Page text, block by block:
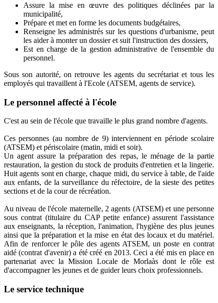
Assure la mise en œuvre des politiques déclinées par la
municipalité,
Prépare et met en forme les documents budgétaires,
Renseigne les administrés sur les questions d'urbanisme, peut
les aider à monter un dossier et suit l'instruction des dossiers,
Est en charge de la gestion administrative de l'ensemble du
personnel.
Sous son autorité, on retrouve les agents du secrétariat et tous les
employés qui travaillent à l'Ecole (ATSEM, agents de service).
Le personnel affecté à l'école
C'est au sein de l'école que travaille le plus grand nombre d'agents.
Ces personnes (au nombre de 9) interviennent en période scolaire
(ATSEM) et périscolaire (matin, midi et soir).
Un agent assure la préparation des repas, le ménage de la partie
restauration, la gestion du stock de produits d'entretien et la lingerie.
Huit agents sont en charge, chaque midi, du service à table, de l'aide
aux enfants, de la surveillance du réfectoire, de la sieste des petites
sections et de la cour de récréation.
Au niveau de l'école maternelle, 2 agents (ATSEM) et une personne
sous contrat (titulaire du CAP petite enfance) assurent l'assistance
aux enseignants, la réception, l'animation, l'hygiène des plus jeunes
ainsi que la préparation et la mise en état des locaux et du matériel.
Afin de renforcer le pôle des agents ATSEM, un poste en contrat
aidé (contrat d'avenir) a été créé en 2013. Ceci a été mis en place en
partenariat avec la Mission Locale de Morlaàs dont le rôle est
d'accompagner les jeunes et de guider leurs choix professionnels.
Le service technique